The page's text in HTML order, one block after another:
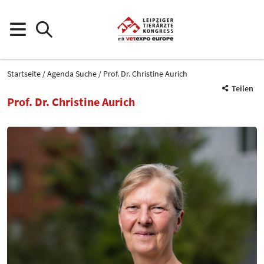
Startseite Agenda Suche
Prof. Dr. Christine Aurich
Teilen
Prof. Dr. Christine Aurich